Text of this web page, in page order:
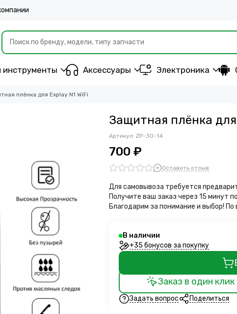
инструменты Аксессуары Электроника
плёнка для Explay N1 WiFi
Защитная плёнка для
Артикул: ZP-30-14
700 ₽
Оставить отзыв
Для самовывоза требуется
Получите ваш заказ через 15 минут
Благодарим за понимание и выбор! По
В наличии
+35 бонусов за покупку
Заказ в один клик
Задать вопрос Поделиться